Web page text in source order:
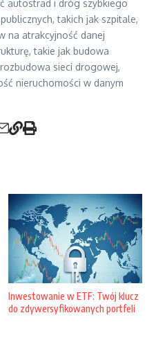
autostrad i dróg szybkiego
takich jak szpitale,
na atrakcyjność danej
takie jak budowa
sieci drogowej,
nieruchomości w danym
Inwestowanie w ETF: Twój klucz
do zdywersyfikowanych portfeli